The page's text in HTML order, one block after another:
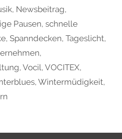
, Newsbeitrag,
Pausen, schnelle
, Spanndecken, Tageslicht,
,
, Vocil, VOCITEX,
, Wintermüdigkeit,